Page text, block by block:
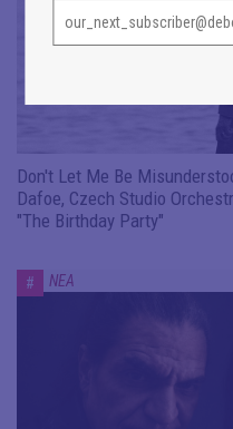
Don't Let Me Be
Dafoe, Czech Studio
"The Birthday Party"
# ΝΕΑ